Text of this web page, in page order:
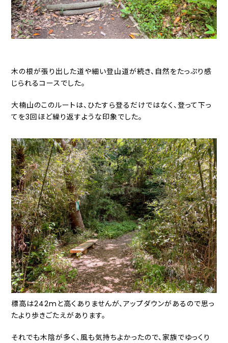
木の根が張り出した道や細い登山道が続き、自然をたっぷり感
じられるコースでした。
大楠山のこのルートは、ひたすら登るだけではなく、登って下っ
てを3回ほど繰り返すような印象でした。
標高は242mと高くありませんが、アップダウンがあるので思っ
たより歩きごたえがあります。
それでも木陰が多く、風も気持ちよかったので、家族でゆっくり